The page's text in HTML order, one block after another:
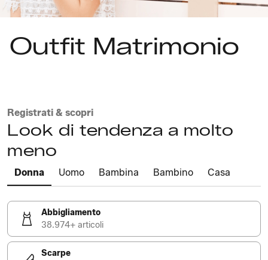
Outfit Matrimonio
Registrati & scopri
Look di tendenza a molto
meno
Donna Uomo Bambina Bambino Casa
Abbigliamento
38.974+ articoli
Scarpe